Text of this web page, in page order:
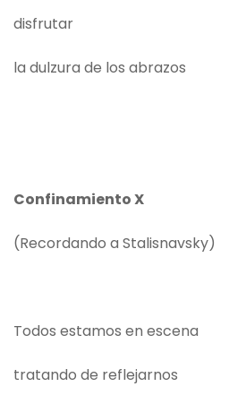
disfrutar
la dulzura de los abrazos
Confinamiento X
(Recordando a Stalisnavsky)
Todos estamos en escena
tratando de reflejarnos